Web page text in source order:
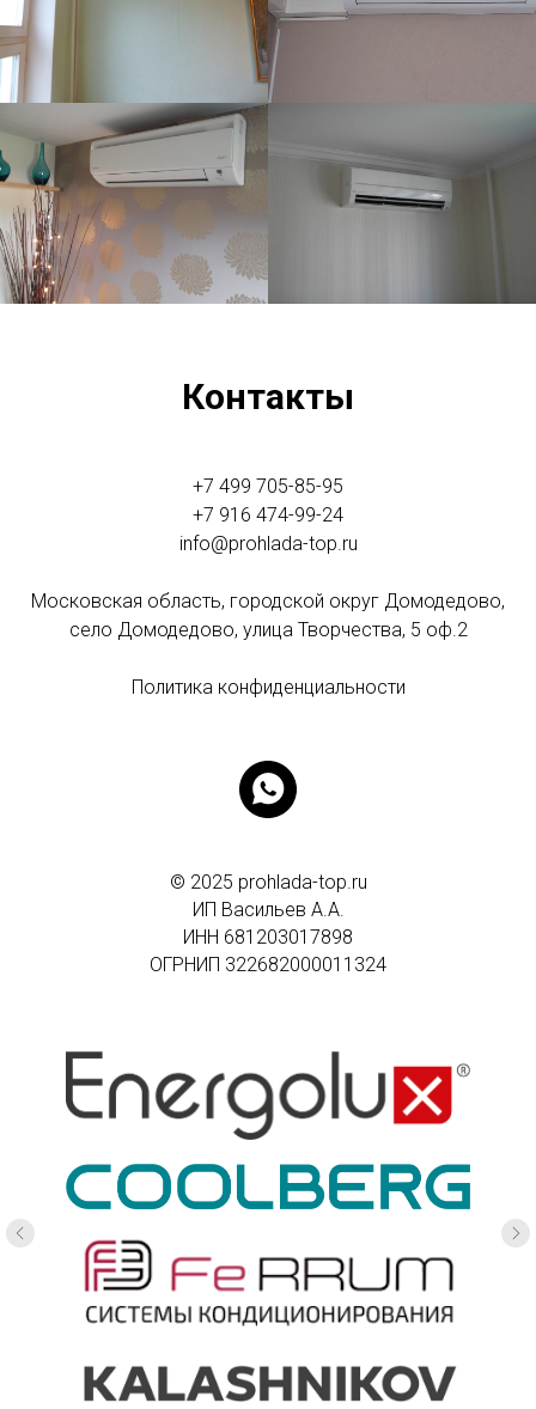
Контакты
+7 499 705-85-95
+7 916 474-99-24
info@prohlada-top.ru
Московская область, городской округ Домодедово,
село Домодедово, улица Творчества, 5 оф.2
Политика конфиденциальности
© 2025 prohlada-top.ru
ИП Васильев А.А.
ИНН 681203017898
ОГРНИП 322682000011324